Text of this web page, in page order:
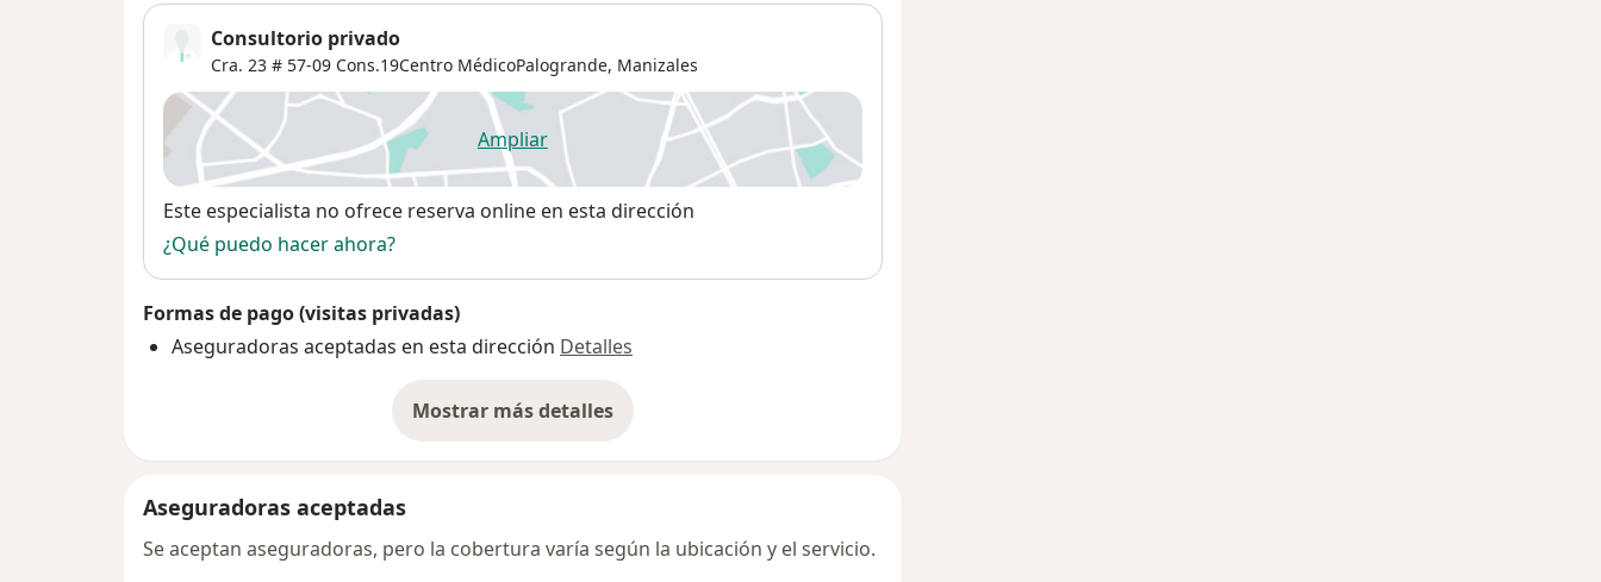
Consultorio privado
Cra. 23 # 57-09 Cons.19Centro MédicoPalogrande, Manizales
Ampliarse abre en una nueva pestaña
Disponibilidad
Este especialista no ofrece reserva online en esta dirección
¿Qué puedo hacer ahora?
Formas de pago (visitas privadas)
Aseguradoras aceptadas en esta dirección Detalles
Mostrar más detalles
sobre la dirección
Aseguradoras aceptadas
Se aceptan aseguradoras, pero la cobertura varía según la ubicación y el servicio.